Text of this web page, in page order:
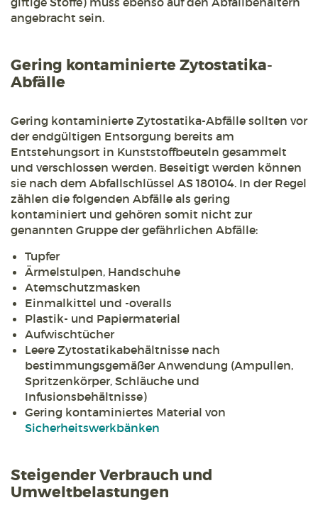
angebracht sein.
Gering kontaminierte Zytostatika-
Abfälle
Gering kontaminierte Zytostatika-Abfälle sollten vor
der endgültigen Entsorgung bereits am
Entstehungsort in Kunststoffbeuteln gesammelt
und verschlossen werden. Beseitigt werden können
sie nach dem Abfallschlüssel AS 180104. In der Regel
zählen die folgenden Abfälle als gering
kontaminiert und gehören somit nicht zur
genannten Gruppe der gefährlichen Abfälle:
Tupfer
Ärmelstulpen, Handschuhe
Atemschutzmasken
Einmalkittel und -overalls
Plastik- und Papiermaterial
Aufwischtücher
Leere Zytostatikabehältnisse nach
bestimmungsgemäßer Anwendung (Ampullen,
Spritzenkörper, Schläuche und
Infusionsbehältnisse)
Gering kontaminiertes Material von
Sicherheitswerkbänken
Steigender Verbrauch und
Umweltbelastungen